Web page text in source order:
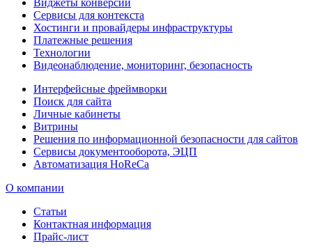
Виджеты конверсии
Сервисы для контекста
Хостинги и провайдеры инфраструктуры
Платежные решения
Технологии
Видеонаблюдение, мониторинг, безопасность
Интерфейсные фреймворки
Поиск для сайта
Личные кабинеты
Витрины
Решения по информационной безопасности для сайтов
Сервисы документооборота, ЭЦП
Автоматизация HoReCa
О компании
Статьи
Контактная информация
Прайс-лист